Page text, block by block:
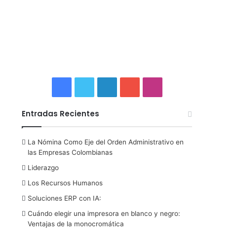
c
e
o
k
i
t
e
n
k
n
u
T
s
t
Entradas Recientes
La Nómina Como Eje del Orden Administrativo en
las Empresas Colombianas
Liderazgo
Los Recursos Humanos
Soluciones ERP con IA:
Cuándo elegir una impresora en blanco y negro:
Ventajas de la monocromática